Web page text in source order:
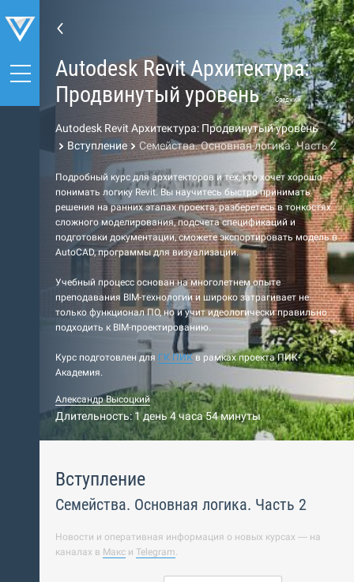
Autodesk Revit Архитектура:
Продвинутый уровень
Средний
Autodesk Revit Архитектура: Продвинутый уровень
Вступление
Семейства. Основная логика. Часть 2
Подробный курс для архитекторов и тех, кто хочет хорошо
понимать логику Revit. Вы научитесь быстро принимать
решения на ранних этапах проекта, разберетесь в тонкостях
сложного моделирования, подсчета спецификаций и
подготовки документации, сможете экспортировать модель в
AutoCAD, программы для визуализации.
Учебный процесс основан на многолетнем опыте
преподавания BIM-технологии и широко затрагивает не
только функционал ПО, но и учит идеологически правильно
подходить к BIM-проектированию.
Курс подготовлен для ГК ПИК в рамках проекта ПИК-
Академия.
Александр Высоцкий
Длительность: 1 день 4 часа 54 минуты
Вступление
Семейства. Основная логика. Часть 2
Новости и оперативная информация о новых курсах — на
каналах в Макс и Telegram.